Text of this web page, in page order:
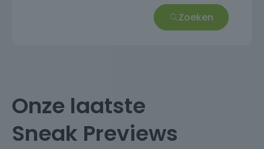
Zoeken
Onze laatste
Sneak Previews